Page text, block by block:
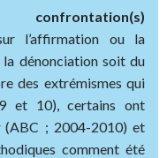
confrontation(s)
l’affirmation ou la
dénonciation soit du
des extrémismes qui
et 10), certains ont
(ABC ; 2004-2010) et
comment été